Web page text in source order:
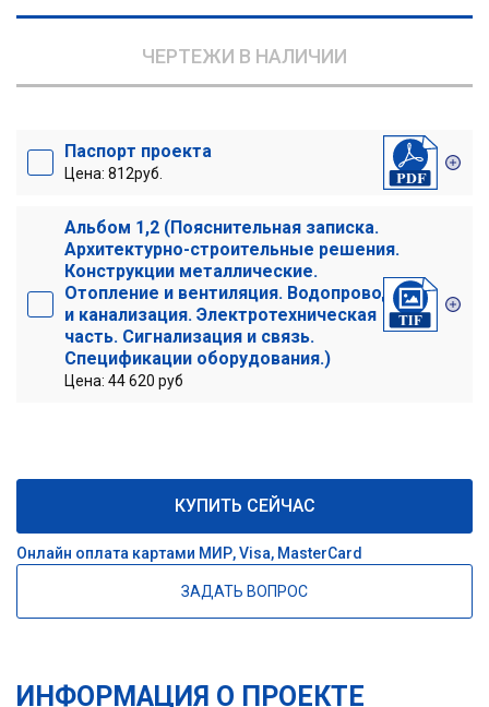
ЧЕРТЕЖИ В НАЛИЧИИ
Паспорт проекта
Цена: 812руб.
Альбом 1,2 (Пояснительная записка.
Архитектурно-строительные решения.
Конструкции металлические.
Отопление и вентиляция. Водопровод
и канализация. Электротехническая
часть. Сигнализация и связь.
Спецификации оборудования.)
Цена: 44 620 руб
КУПИТЬ СЕЙЧАС
Онлайн оплата картами МИР, Visa, MasterCard
ЗАДАТЬ ВОПРОС
ИНФОРМАЦИЯ О ПРОЕКТЕ